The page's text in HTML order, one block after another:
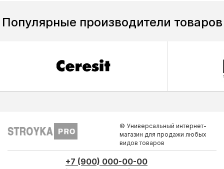
Популярные производители товаров
© Универсальный интернет-
магазин для продажи любых
видов товаров
+7 (900) 000-00-00